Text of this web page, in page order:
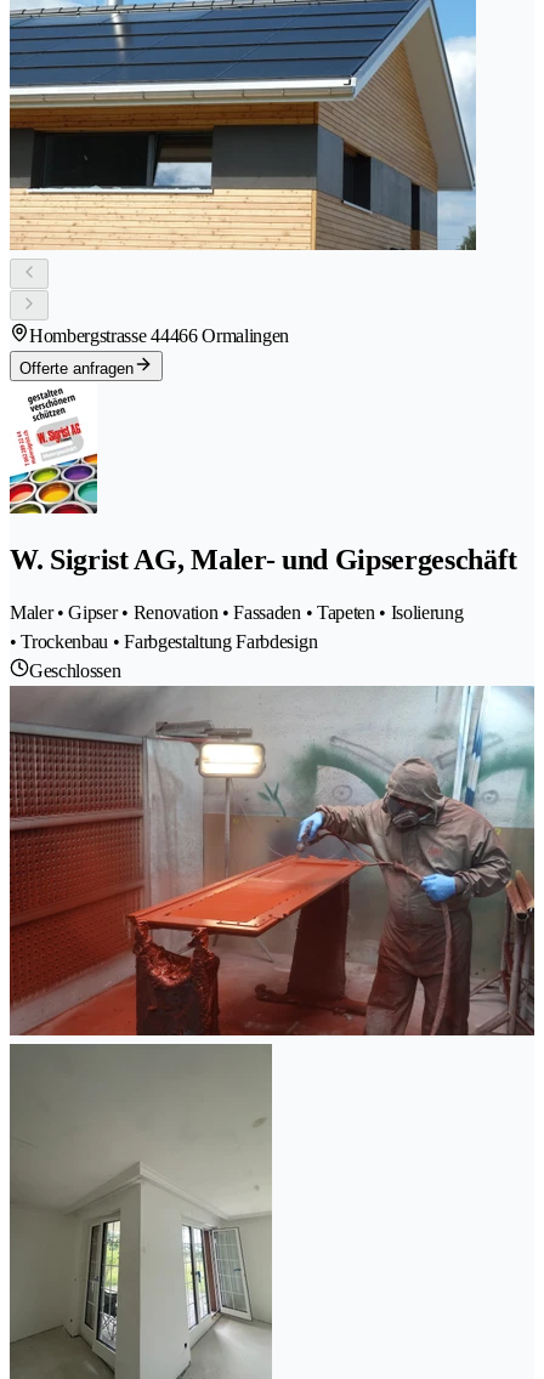
Hombergstrasse 44466 Ormalingen
Offerte anfragen
W. Sigrist AG, Maler- und Gipsergeschäft
Maler • Gipser • Renovation • Fassaden • Tapeten • Isolierung
• Trockenbau • Farbgestaltung Farbdesign
Geschlossen